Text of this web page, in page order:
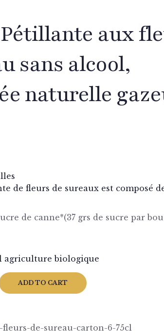
aux
sans alcool,
naturelle
de fleurs de sureaux est composé
de canne*(37 grs de sucre par
agriculture biologique
ADD TO CART
de-sureau-carton-6-75cl